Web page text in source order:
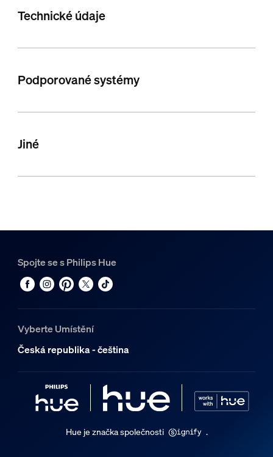
Technické údaje
Podporované systémy
Jiné
Spojte se s Philips Hue
Vyberte Umístění
Česká republika - čeština
Hue je značka společnosti .